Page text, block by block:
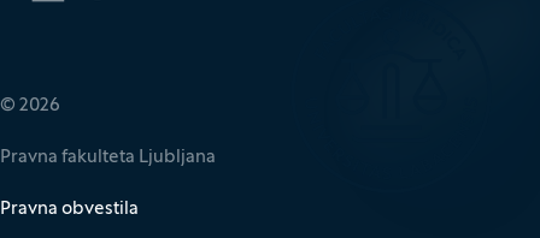
© 2026
Pravna fakulteta Ljubljana
Pravna obvestila